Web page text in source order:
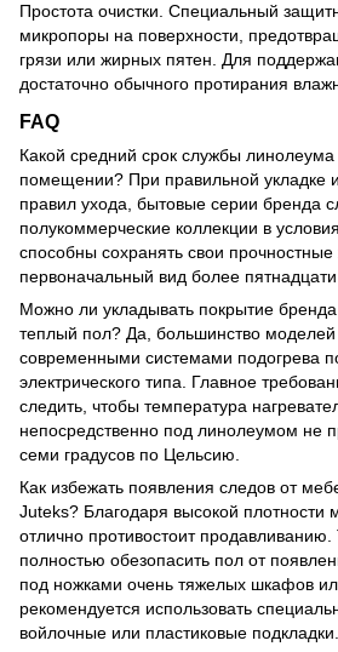
Простота очистки. Специальный
микропоры на поверхности,
грязи или жирных пятен. Для
достаточно обычного протирания
FAQ
Какой средний срок службы
помещении? При правильной укладке
правил ухода, бытовые серии бренда
полукоммерческие коллекции в
способны сохранять свои прочностные
первоначальный вид более пятнадцати
Можно ли укладывать покрытие
теплый пол? Да, большинство
современными системами подогрева
электрического типа. Главное
следить, чтобы температура
непосредственно под линолеумом не
семи градусов по Цельсию.
Как избежать появления следов от
Juteks? Благодаря высокой плотности
отлично противостоит
полностью обезопасить пол от
под ножками очень тяжелых шкафов
рекомендуется использовать
войлочные или пластиковые подкладки.